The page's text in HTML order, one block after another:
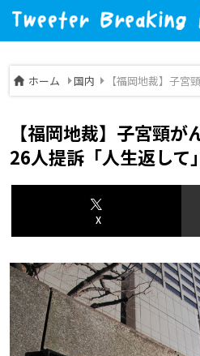
ホーム 国内 【福岡地裁】子宮
【福岡地裁】子宮頸
26人提訴「人生返して」
X